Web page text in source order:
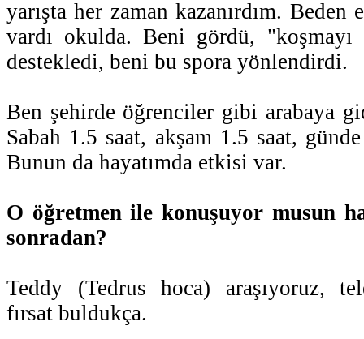
yarışta her zaman kazanırdım.
vardı okulda. Beni gördü, "koşmayı
destekledi, beni bu spora yönlendirdi.
Ben şehirde öğrenciler gibi arabaya
Sabah 1.5 saat, akşam 1.5 saat,
Bunun da hayatımda etkisi var.
O öğretmen ile konuşuyor musun
sonradan?
Teddy (Tedrus hoca) araşıyoruz,
fırsat buldukça.